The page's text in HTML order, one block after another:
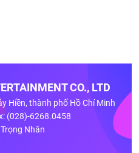
CO., LTD
Hiền, thành phố Hồ Chí Minh
(028)-6268.0458
Nhân